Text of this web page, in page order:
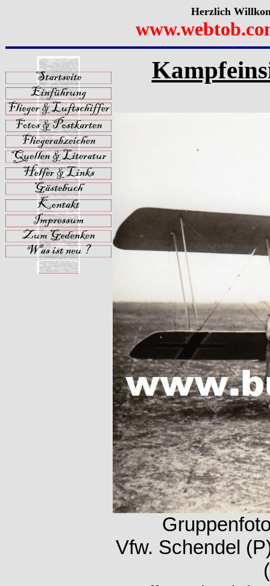
Herzlich
Vfw. Schendel